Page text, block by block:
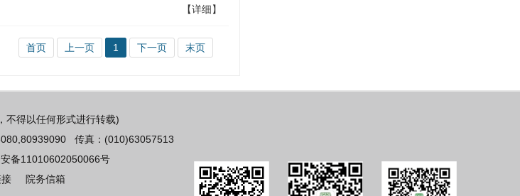
【详细】
首页 上一页 1 下一页 末页
不得以任何形式进行转载)
传真：(010)63057513
备11010602050066号
院务信箱